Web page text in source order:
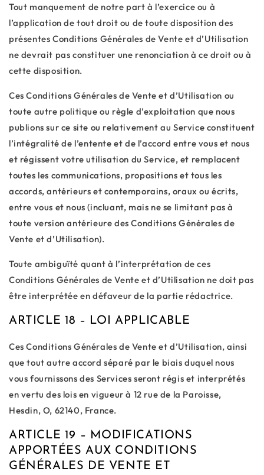
Tout manquement de notre part à l’exercice ou à
l’application de tout droit ou de toute disposition des
présentes Conditions Générales de Vente et d’Utilisation
ne devrait pas constituer une renonciation à ce droit ou à
cette disposition.
Ces Conditions Générales de Vente et d’Utilisation ou
toute autre politique ou règle d’exploitation que nous
publions sur ce site ou relativement au Service constituent
l’intégralité de l’entente et de l’accord entre vous et nous
et régissent votre utilisation du Service, et remplacent
toutes les communications, propositions et tous les
accords, antérieurs et contemporains, oraux ou écrits,
entre vous et nous (incluant, mais ne se limitant pas à
toute version antérieure des Conditions Générales de
Vente et d’Utilisation).
Toute ambiguïté quant à l’interprétation de ces
Conditions Générales de Vente et d’Utilisation ne doit pas
être interprétée en défaveur de la partie rédactrice.
ARTICLE 18 – LOI APPLICABLE
Ces Conditions Générales de Vente et d’Utilisation, ainsi
que tout autre accord séparé par le biais duquel nous
vous fournissons des Services seront régis et interprétés
en vertu des lois en vigueur à 12 rue de la Paroisse,
Hesdin, O, 62140, France.
ARTICLE 19 – MODIFICATIONS
APPORTÉES AUX CONDITIONS
GÉNÉRALES DE VENTE ET